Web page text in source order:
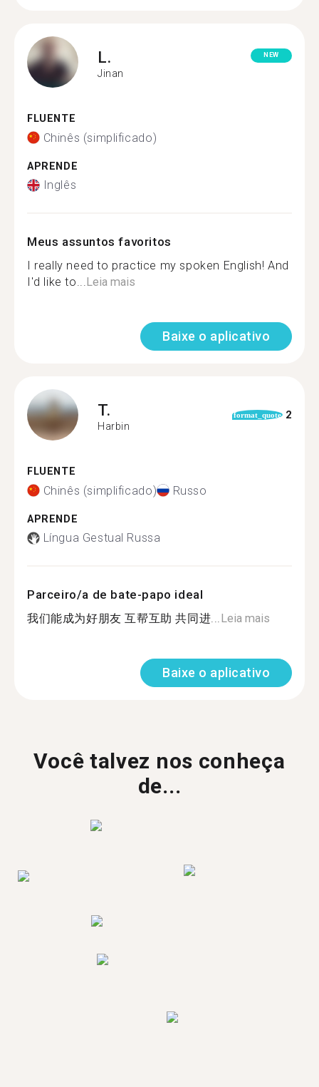
L.
Jinan
NEW
FLUENTE
Chinês (simplificado)
APRENDE
Inglês
Meus assuntos favoritos
I really need to practice my spoken English! And
I'd like to...Leia mais
Baixe o aplicativo
T.
Harbin
format_quote 2
FLUENTE
Chinês (simplificado) Russo
APRENDE
Língua Gestual Russa
Parceiro/a de bate-papo ideal
我们能成为好朋友 互帮互助 共同进...Leia mais
Baixe o aplicativo
Você talvez nos conheça
de...